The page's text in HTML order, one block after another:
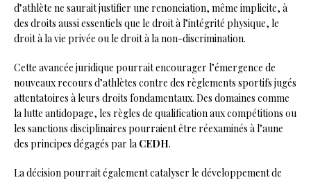
d’athlète ne saurait justifier une renonciation, même implicite, à
des droits aussi essentiels que le droit à l’intégrité physique, le
droit à la vie privée ou le droit à la non-discrimination.
Cette avancée juridique pourrait encourager l’émergence de
nouveaux recours d’athlètes contre des règlements sportifs jugés
attentatoires à leurs droits fondamentaux. Des domaines comme
la lutte antidopage, les règles de qualification aux compétitions ou
les sanctions disciplinaires pourraient être réexaminés à l’aune
des principes dégagés par la CEDH.
La décision pourrait également catalyser le développement de